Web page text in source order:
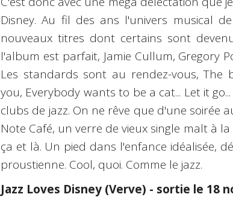
Disney. Au fil des ans l'univers musical
nouveaux titres dont certains sont
l'album est parfait, Jamie Cullum, Gregory
Les standards sont au rendez-vous, The
you, Everybody wants to be a cat... Let it
clubs de jazz. On ne rêve que d'une soirée
Note Café, un verre de vieux single malt à
ça et là. Un pied dans l'enfance idéalisée,
proustienne. Cool, quoi. Comme le jazz.
Jazz Loves Disney (Verve) - sortie le 18